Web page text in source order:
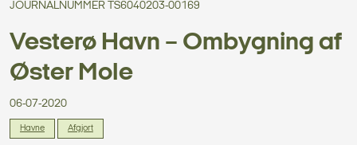
JOURNALNUMMER TS6040203-00169
Vesterø Havn – Ombygning af
Øster Mole
06-07-2020
Havne Afgjort